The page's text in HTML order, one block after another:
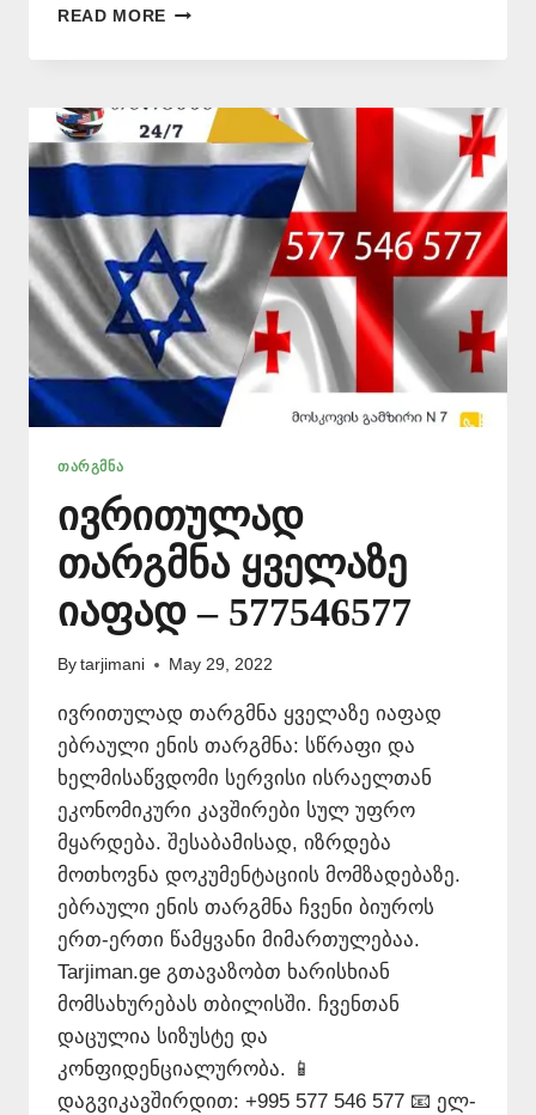
READ MORE ᲘᲕᲠᲘᲗᲣᲚᲐᲓ
–
546
577
ᲗᲐᲠᲒᲛᲜᲐ
ივრითულად
თარგმნა ყველაზე
იაფად – 577546577
By tarjimani May 29, 2022
ივრითულად თარგმნა ყველაზე იაფად
ებრაული ენის თარგმნა: სწრაფი და
ხელმისაწვდომი სერვისი ისრაელთან
ეკონომიკური კავშირები სულ უფრო
მყარდება. შესაბამისად, იზრდება
მოთხოვნა დოკუმენტაციის მომზადებაზე.
ებრაული ენის თარგმნა ჩვენი ბიუროს
ერთ-ერთი წამყვანი მიმართულებაა.
Tarjiman.ge გთავაზობთ ხარისხიან
მომსახურებას თბილისში. ჩვენთან
დაცულია სიზუსტე და
კონფიდენციალურობა. 📱
დაგვიკავშირდით: +995 577 546 577 📧 ელ-